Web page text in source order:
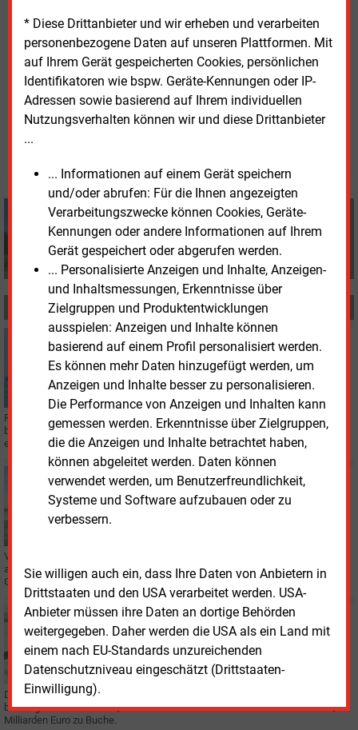
* Diese Drittanbieter und wir erheben und verarbeiten
personenbezogene Daten auf unseren Plattformen. Mit
auf Ihrem Gerät gespeicherten Cookies, persönlichen
Identifikatoren wie bspw. Geräte-Kennungen oder IP-
Adressen sowie basierend auf Ihrem individuellen
Nutzungsverhalten können wir und diese Drittanbieter
...
... Informationen auf einem Gerät speichern
und/oder abrufen: Für die Ihnen angezeigten
Verarbeitungszwecke können Cookies, Geräte-
Kennungen oder andere Informationen auf Ihrem
Gerät gespeichert oder abgerufen werden.
... Personalisierte Anzeigen und Inhalte, Anzeigen-
und Inhaltsmessungen, Erkenntnisse über
Zielgruppen und Produktentwicklungen
ausspielen: Anzeigen und Inhalte können
basierend auf einem Profil personalisiert werden.
Es können mehr Daten hinzugefügt werden, um
Anzeigen und Inhalte besser zu personalisieren.
Die Performance von Anzeigen und Inhalten kann
gemessen werden. Erkenntnisse über Zielgruppen,
die die Anzeigen und Inhalte betrachtet haben,
können abgeleitet werden. Daten können
verwendet werden, um Benutzerfreundlichkeit,
Systeme und Software aufzubauen oder zu
verbessern.
Sie willigen auch ein, dass Ihre Daten von Anbietern in
Drittstaaten und den USA verarbeitet werden. USA-
Anbieter müssen ihre Daten an dortige Behörden
weitergegeben. Daher werden die USA als ein Land mit
einem nach EU-Standards unzureichenden
Datenschutzniveau eingeschätzt (Drittstaaten-
Einwilligung).
sie am 27. Mai ab. Der kombinierte Geschäftsbericht
der OMV für 2025 ist auf ihrerWebsite verfügbar.
Dienstag, 7.04.2026, 16:22 Uhr
Klaus Fischer
© 2026 Energie & Management GmbH
Klaus Fischer
+49 (0) 8152 9311 0
info@energie-und-management.de
MEHR ZUM THEMA
GAS
Analysten: Das bedeutet die US-Blockade
wirtschaftlich
Rabobank-Analysten rechnen damit, dass die am Montagnachmittag
beginnende Sperrung der Straße von Hormus durch die USA dem Konflikt
eine neue Dynamik verleihen können.
Mittwoch, 1.04.2026, 15:26
BILANZ
VNG hat das Geschäftsjahr 2025 mit einem stabilen Ergebnis
abgeschlossen. Dennoch überrascht das Unternehmen mit einem neuen
Geschäftsfeld.
Mittwoch, 25.03.2026, 15:21
BILANZ
EnBW: Geschäftsziel für 2025 erreicht
Der baden-württembergische Energiekonzern bilanziert für 2025 einen
bereinigten Gewinn von 1,4 Milliarden Euro. Die Investitionen stehen mit 7,6
Milliarden Euro zu Buche.